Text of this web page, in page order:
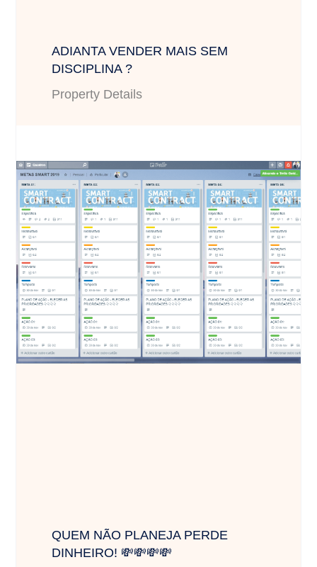
ADIANTA VENDER MAIS SEM
DISCIPLINA ?
Property Details
QUEM NÃO PLANEJA PERDE
DINHEIRO! 💸💸💸💸